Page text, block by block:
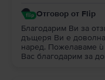
Отговор от Flip
Благодарим Ви за
дъщеря Ви е
наред. Пожелаваме ѝ
Вас благодарим за